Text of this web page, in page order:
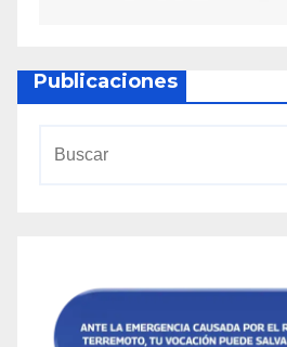
Publicaciones